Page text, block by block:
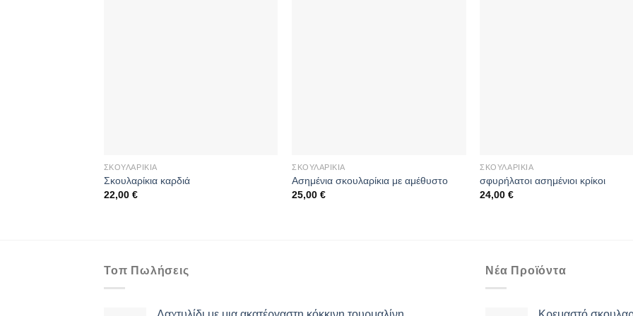
ΣΚΟΥΛΑΡΊΚΙΑ
Σκουλαρίκια καρδιά
22,00 €
ΣΚΟΥΛΑΡΊΚΙΑ
Ασημένια σκουλαρίκια με αμέθυστο
25,00€
ΣΚΟΥΛΑΡΊΚΙΑ
σφυρήλατοι ασημένιοι κρίκοι
24,00€
Τοπ Πωλήσεις Νέα Προϊόντα